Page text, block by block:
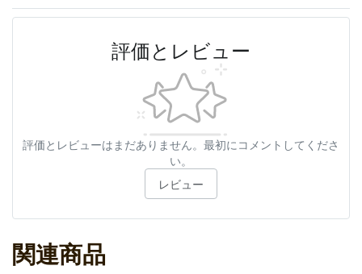
評価とレビュー
評価とレビューはまだありません。最初にコメントしてくださ
い。
レビュー
関連商品